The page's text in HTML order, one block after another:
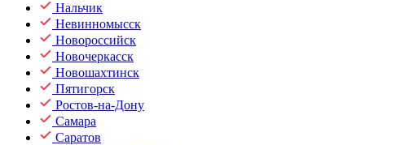
Нальчик
Невинномысск
Новороссийск
Новочеркасск
Новошахтинск
Пятигорск
Ростов-на-Дону
Самара
Саратов